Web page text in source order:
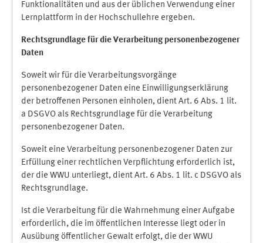
Funktionalitäten und aus der üblichen Verwendung einer
Lernplattform in der Hochschullehre ergeben.
Rechtsgrundlage für die Verarbeitung personenbezogener
Daten
Soweit wir für die Verarbeitungsvorgänge
personenbezogener Daten eine Einwilligungserklärung
der betroffenen Personen einholen, dient Art. 6 Abs. 1 lit.
a DSGVO als Rechtsgrundlage für die Verarbeitung
personenbezogener Daten.
Soweit eine Verarbeitung personenbezogener Daten zur
Erfüllung einer rechtlichen Verpflichtung erforderlich ist,
der die WWU unterliegt, dient Art. 6 Abs. 1 lit. c DSGVO als
Rechtsgrundlage.
Ist die Verarbeitung für die Wahrnehmung einer Aufgabe
erforderlich, die im öffentlichen Interesse liegt oder in
Ausübung öffentlicher Gewalt erfolgt, die der WWU